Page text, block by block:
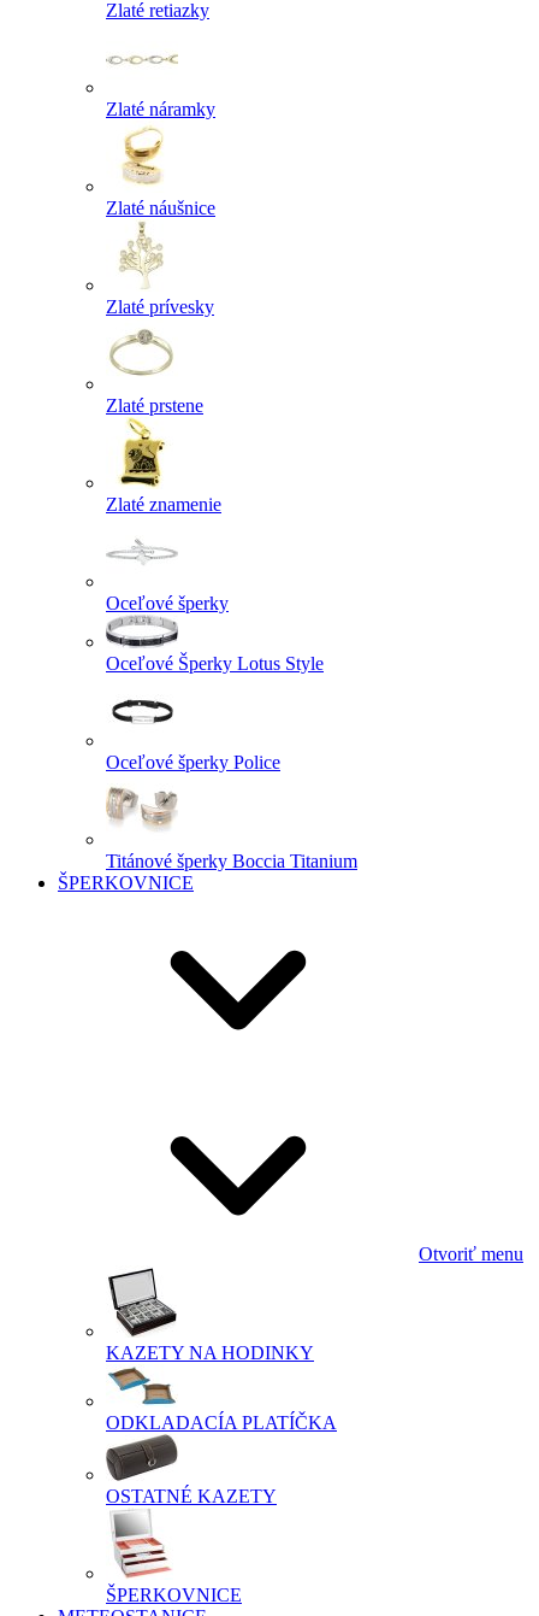
Zlaté retiazky
Zlaté náramky
Zlaté náušnice
Zlaté prívesky
Zlaté prstene
Zlaté znamenie
Oceľové šperky
Oceľové Šperky Lotus Style
Oceľové šperky Police
Titánové šperky Boccia Titanium
ŠPERKOVNICE
Otvoriť menu
KAZETY NA HODINKY
ODKLADACÍA PLATÍČKA
OSTATNÉ KAZETY
ŠPERKOVNICE